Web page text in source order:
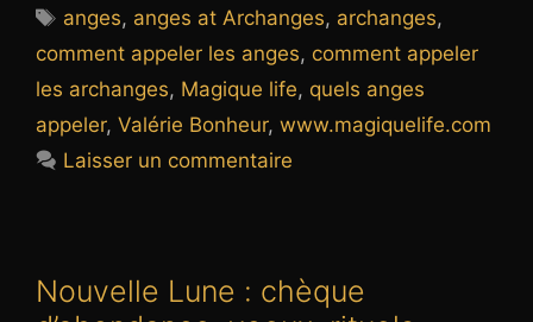
Étiquettes
anges, anges at Archanges, archanges,
comment appeler les anges, comment appeler
les archanges, Magique life, quels anges
appeler, Valérie Bonheur, www.magiquelife.com
Laisser un commentaire
Nouvelle Lune : chèque